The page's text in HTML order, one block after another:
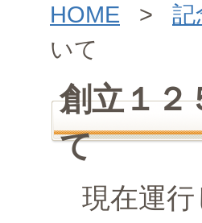
HOME > 記
いて
創立１２
て
現在運